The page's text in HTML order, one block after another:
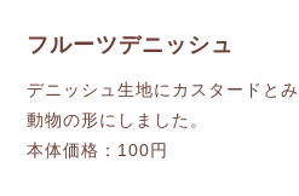
フルーツデニッシュ
デニッシュ生地にカスタードと
動物の形にしました。
本体価格：100円